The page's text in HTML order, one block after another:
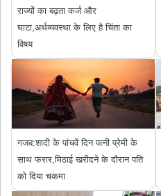
राज्यों का बढ़ता कर्ज और
घाटा,अर्थव्यवस्था के लिए है चिंता का
विषय
गजब:शादी के पांचवें दिन पत्नी प्रेमी के
साथ फरार,मिठाई खरीदने के दौरान पति
को दिया चकमा